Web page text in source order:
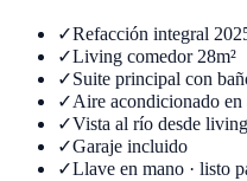
✓Refacción integral
✓Living comedor 28m²
✓Suite principal con
✓Aire acondicionado
✓Vista al río desde living
✓Garaje incluido
✓Llave en mano · listo